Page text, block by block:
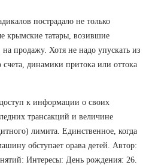
пострадало не только
крымские татары, возившие
продажу. Хотя не надо упускать из
динамики притока или оттока
к информации о своих
трансакций и величине
лимита. Единственное, когда
обступает орава детей. Автор:
Интересы: День рождения: 26.